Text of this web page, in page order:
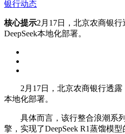
银行动态
核心提示2月17日，北京农商银
DeepSeek本地化部署。
2月17日，北京农商银行透露
本地化部署。
具体而言，该行整合浪潮系
擎，实现了DeepSeek R1蒸馏模